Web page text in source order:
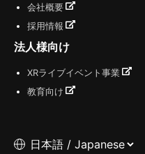
会社概要
採用情報
法人様向け
XRライブイベント事業
教育向け